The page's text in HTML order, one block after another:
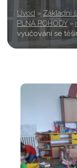
Úvod » Základní
PLNÁ POHODY »
vyučování se